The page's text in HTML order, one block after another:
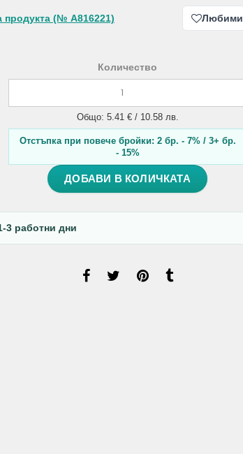
продукта (№ A816221) Любими
Количество
Общо: 5.41 € / 10.58 лв.
Отстъпка при повече бройки: 2 бр. - 7% / 3+ бр.
- 15%
ДОБАВИ В КОЛИЧКАТА
3 работни дни